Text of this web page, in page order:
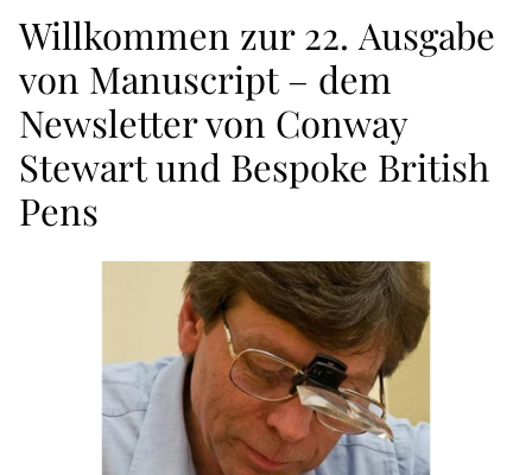
Willkommen zur 22. Ausgabe
von Manuscript – dem
Newsletter von Conway
Stewart und Bespoke British
Pens